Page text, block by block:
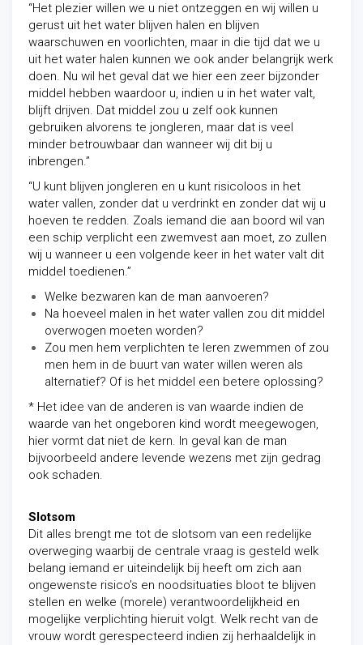
“Het plezier willen we u niet ontzeggen en wij willen u
gerust uit het water blijven halen en blijven
waarschuwen en voorlichten, maar in die tijd dat we u
uit het water halen kunnen we ook ander belangrijk werk
doen. Nu wil het geval dat we hier een zeer bijzonder
middel hebben waardoor u, indien u in het water valt,
blijft drijven. Dat middel zou u zelf ook kunnen
gebruiken alvorens te jongleren, maar dat is veel
minder betrouwbaar dan wanneer wij dit bij u
inbrengen.”
“U kunt blijven jongleren en u kunt risicoloos in het
water vallen, zonder dat u verdrinkt en zonder dat wij u
hoeven te redden. Zoals iemand die aan boord wil van
een schip verplicht een zwemvest aan moet, zo zullen
wij u wanneer u een volgende keer in het water valt dit
middel toedienen.”
Welke bezwaren kan de man aanvoeren?
Na hoeveel malen in het water vallen zou dit middel
overwogen moeten worden?
Zou men hem verplichten te leren zwemmen of zou
men hem in de buurt van water willen weren als
alternatief? Of is het middel een betere oplossing?
* Het idee van de anderen is van waarde indien de
waarde van het ongeboren kind wordt meegewogen,
hier vormt dat niet de kern. In geval kan de man
bijvoorbeeld andere levende wezens met zijn gedrag
ook schaden.
Slotsom
Dit alles brengt me tot de slotsom van een redelijke
overweging waarbij de centrale vraag is gesteld welk
belang iemand er uiteindelijk bij heeft om zich aan
ongewenste risico’s en noodsituaties bloot te blijven
stellen en welke (morele) verantwoordelijkheid en
mogelijke verplichting hieruit volgt. Welk recht van de
vrouw wordt gerespecteerd indien zij herhaaldelijk in